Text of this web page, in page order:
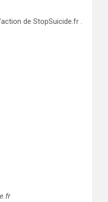
de StopSuicide.fr .